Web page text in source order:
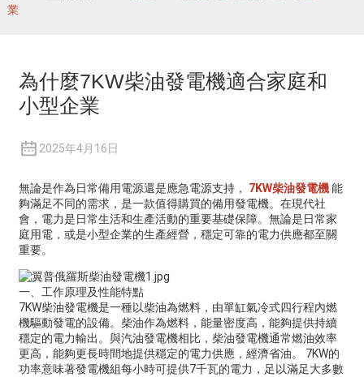
業
為什麼7KW柴油發電機適合家庭和
小型企業
2025年4月16日
無論是作為日常備用電源還是應急電源支持， 7KW柴油發電機能
夠滿足不同的需求，是一款值得購買的備用發電機。在現代社
會，電力是日常生活和生產活動的重要基礎保障。無論是日常家
庭用電，或是小型企業的生產經營，穩定可靠的電力供應都至關
重要。
一、工作原理及性能特點
7KW柴油發電機是一種以柴油為燃料，由單缸氣冷式四行程內燃
機驅動發電的設備。柴油作為燃料，能量密度高，能夠提供持續
穩定的電力輸出。與汽油發電機相比，柴油發電機通常燃油效率
更高，能夠更長時間地提供穩定的電力供應，經濟省油。 7KW的
功率意味著發電機組每小時可提供7千瓦的電力，足以滿足大多數